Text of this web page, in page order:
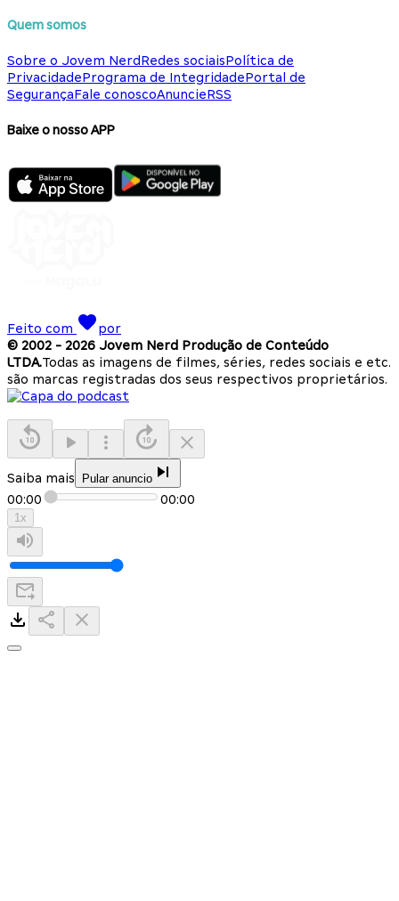
Quem somos
Sobre o Jovem NerdRedes sociaisPolítica de
PrivacidadePrograma de IntegridadePortal de
SegurançaFale conoscoAnuncieRSS
Baixe o nosso APP
Feito com
por
© 2002 - 2026 Jovem Nerd Produção de Conteúdo
LTDA.Todas as imagens de filmes, séries, redes sociais e etc.
são marcas registradas dos seus respectivos proprietários.
Saiba mais Pular anuncio
00:00 00:00
1x